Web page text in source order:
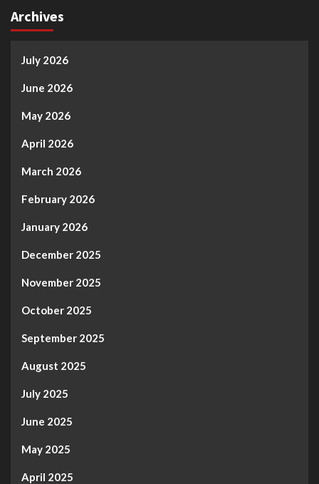
Archives
July 2026
June 2026
May 2026
April 2026
March 2026
February 2026
January 2026
December 2025
November 2025
October 2025
September 2025
August 2025
July 2025
June 2025
May 2025
April 2025